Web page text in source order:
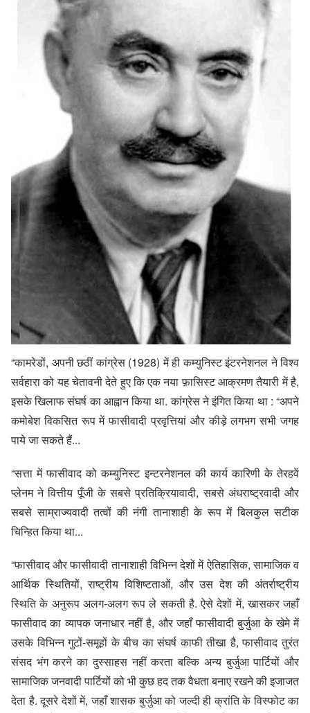
“कामरेडों, अपनी छठीं कांग्रेस (1928) में ही कम्युनिस्ट इंटरनेशनल ने विश्व
सर्वहारा को यह चेतावनी देते हुए कि एक नया फ़ासिस्ट आक्रमण तैयारी में है,
इसके खिलाफ संघर्ष का आह्वान किया था. कांग्रेस ने इंगित किया था : “अपने
कमोबेश विकसित रूप में फासीवादी प्रवृत्तियां और कीड़े लगभग सभी जगह
पाये जा सकते हैं...
“सत्ता में फासीवाद को कम्युनिस्ट इन्टरनेशनल की कार्य कारिणी के तेरहवें
प्लेनम ने वित्तीय पूँजी के सबसे प्रतिक्रियावादी, सबसे अंधराष्ट्रवादी और
सबसे साम्राज्यवादी तत्वों की नंगी तानाशाही के रूप में बिलकुल सटीक
चिन्हित किया था...
“फासीवाद और फासीवादी तानाशाही विभिन्न देशों में ऐतिहासिक, सामाजिक व
आर्थिक स्थितियों, राष्ट्रीय विशिष्टताओं, और उस देश की अंतर्राष्ट्रीय
स्थिति के अनुरूप अलग-अलग रूप ले सकती है. ऐसे देशों में, खासकर जहाँ
फासीवाद का व्यापक जनाधार नहीं है, और जहाँ फासीवादी बुर्जुआ के खेमे में
उसके विभिन्न गुटों-समूहों के बीच का संघर्ष काफी तीखा है, फासीवाद तुरंत
संसद भंग करने का दुस्साहस नहीं करता बल्कि अन्य बुर्जुआ पार्टियों और
सामाजिक जनवादी पार्टियों को भी कुछ हद तक वैधता बनाए रखने की इजाजत
देता है. दूसरे देशों में, जहाँ शासक बुर्जुआ को जल्दी ही क्रांति के विस्फोट का